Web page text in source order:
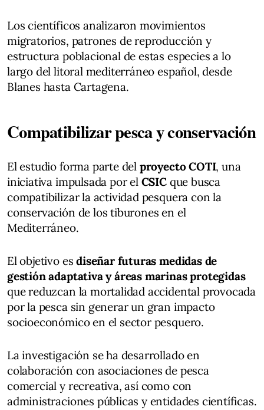
Los científicos analizaron movimientos
migratorios, patrones de reproducción y
estructura poblacional de estas especies a lo
largo del litoral mediterráneo español, desde
Blanes hasta Cartagena.
Compatibilizar pesca y conservación
El estudio forma parte del proyecto COTI, una
iniciativa impulsada por el CSICque busca
compatibilizar la actividad pesquera con la
conservación de los tiburones en el
Mediterráneo.
El objetivo es diseñar futuras medidas de
gestión adaptativa y áreas marinas protegidas
que reduzcan la mortalidad accidental provocada
por la pesca sin generar un gran impacto
socioeconómico en el sector pesquero.
La investigación se ha desarrollado en
colaboración con asociaciones de pesca
comercial y recreativa, así como con
administraciones públicas y entidades científicas.